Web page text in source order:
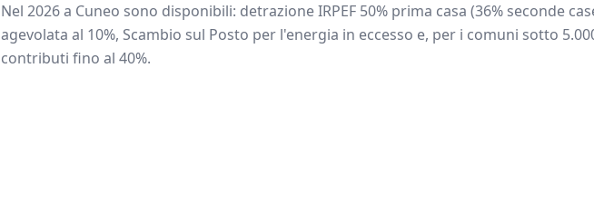
Nel 2026 a Cuneo sono disponibili: detrazione IRPEF 50% prima casa (36% seconde
agevolata al 10%, Scambio sul Posto per l'energia in eccesso e, per i comuni sotto
contributi fino al 40%.